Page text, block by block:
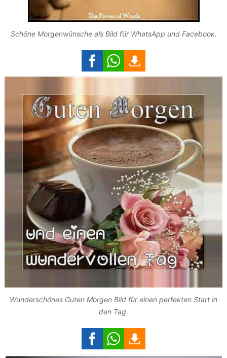
Schöne Morgenwünsche als Bild für WhatsApp und Facebook.
Wunderschönes Guten Morgen Bild für einen perfekten Start in
den Tag.